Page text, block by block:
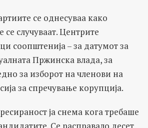
се однесуваа како
се случуваат. Центрите
соопштенија – за датумот за
Пржинска влада, за
за изборот на членови на
за спречување корупција.
ја снема кога требаше